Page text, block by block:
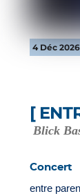
4 Déc
[
Blick
Concert
entre